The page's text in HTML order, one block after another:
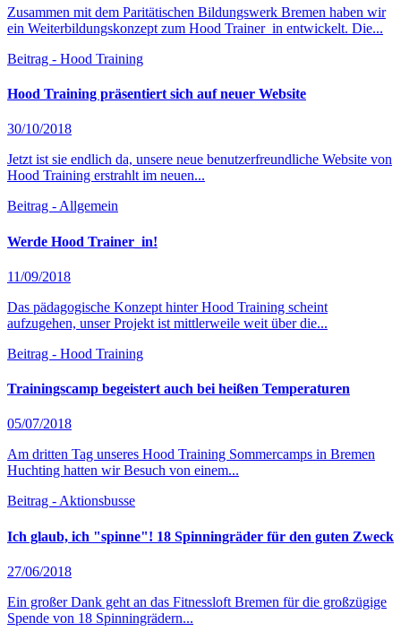
Zusammen mit dem Paritätischen Bildungswerk Bremen haben wir
ein Weiterbildungskonzept zum Hood Trainer_in entwickelt. Die...
Beitrag - Hood Training
Hood Training präsentiert sich auf neuer Website
30/10/2018
Jetzt ist sie endlich da, unsere neue benutzerfreundliche Website von
Hood Training erstrahlt im neuen...
Beitrag - Allgemein
Werde Hood Trainer_in!
11/09/2018
Das pädagogische Konzept hinter Hood Training scheint
aufzugehen, unser Projekt ist mittlerweile weit über die...
Beitrag - Hood Training
Trainingscamp begeistert auch bei heißen Temperaturen
05/07/2018
Am dritten Tag unseres Hood Training Sommercamps in Bremen
Huchting hatten wir Besuch von einem...
Beitrag - Aktionsbusse
Ich glaub, ich "spinne"! 18 Spinningräder für den guten Zweck
27/06/2018
Ein großer Dank geht an das Fitnessloft Bremen für die großzügige
Spende von 18 Spinningrädern...